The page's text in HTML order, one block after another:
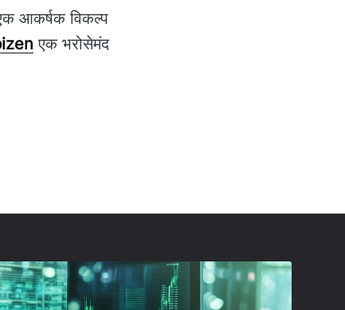
आकर्षक विकल्प
एक भरोसेमंद